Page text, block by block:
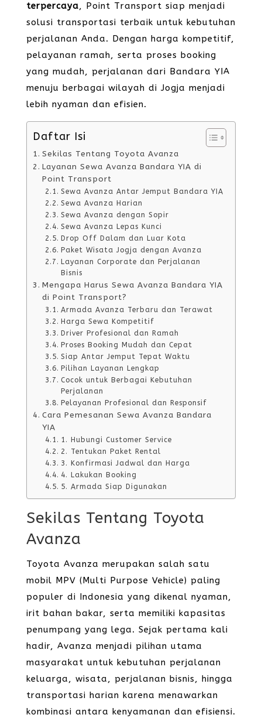
terpercaya, Point Transport siap menjadi
solusi transportasi terbaik untuk kebutuhan
perjalanan Anda. Dengan harga kompetitif,
pelayanan ramah, serta proses booking
yang mudah, perjalanan dari Bandara YIA
menuju berbagai wilayah di Jogja menjadi
lebih nyaman dan efisien.
Daftar Isi
Sekilas Tentang Toyota Avanza
Layanan Sewa Avanza Bandara YIA di
Point Transport
Sewa Avanza Antar Jemput Bandara YIA
Sewa Avanza Harian
Sewa Avanza dengan Sopir
Sewa Avanza Lepas Kunci
Drop Off Dalam dan Luar Kota
Paket Wisata Jogja dengan Avanza
Layanan Corporate dan Perjalanan
Bisnis
Mengapa Harus Sewa Avanza Bandara YIA
di Point Transport?
Armada Avanza Terbaru dan Terawat
Harga Sewa Kompetitif
Driver Profesional dan Ramah
Proses Booking Mudah dan Cepat
Siap Antar Jemput Tepat Waktu
Pilihan Layanan Lengkap
Cocok untuk Berbagai Kebutuhan
Perjalanan
Pelayanan Profesional dan Responsif
Cara Pemesanan Sewa Avanza Bandara
YIA
1. Hubungi Customer Service
2. Tentukan Paket Rental
3. Konfirmasi Jadwal dan Harga
4. Lakukan Booking
5. Armada Siap Digunakan
Sekilas Tentang Toyota
Avanza
Toyota Avanza merupakan salah satu
mobil MPV (Multi Purpose Vehicle) paling
populer di Indonesia yang dikenal nyaman,
irit bahan bakar, serta memiliki kapasitas
penumpang yang lega. Sejak pertama kali
hadir, Avanza menjadi pilihan utama
masyarakat untuk kebutuhan perjalanan
keluarga, wisata, perjalanan bisnis, hingga
transportasi harian karena menawarkan
kombinasi antara kenyamanan dan efisiensi.